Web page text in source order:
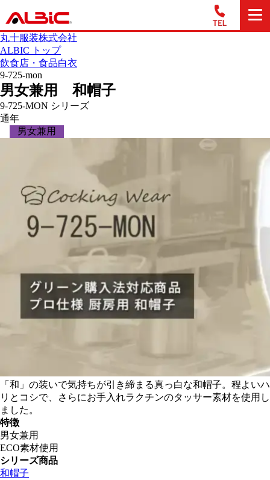
丸十服装株式会社
ALBIC トップ
飲食店・食品白衣
9-725-mon
男女兼用 和帽子
9-725-MON シリーズ
通年
男女兼用
「和」の装いで気持ちが引き締まる真っ白な和帽子。程よいハ
リとコシで、さらにお手入れラクチンのタッサー素材を使用し
ました。
特徴
男女兼用
ECO素材使用
シリーズ商品
和帽子